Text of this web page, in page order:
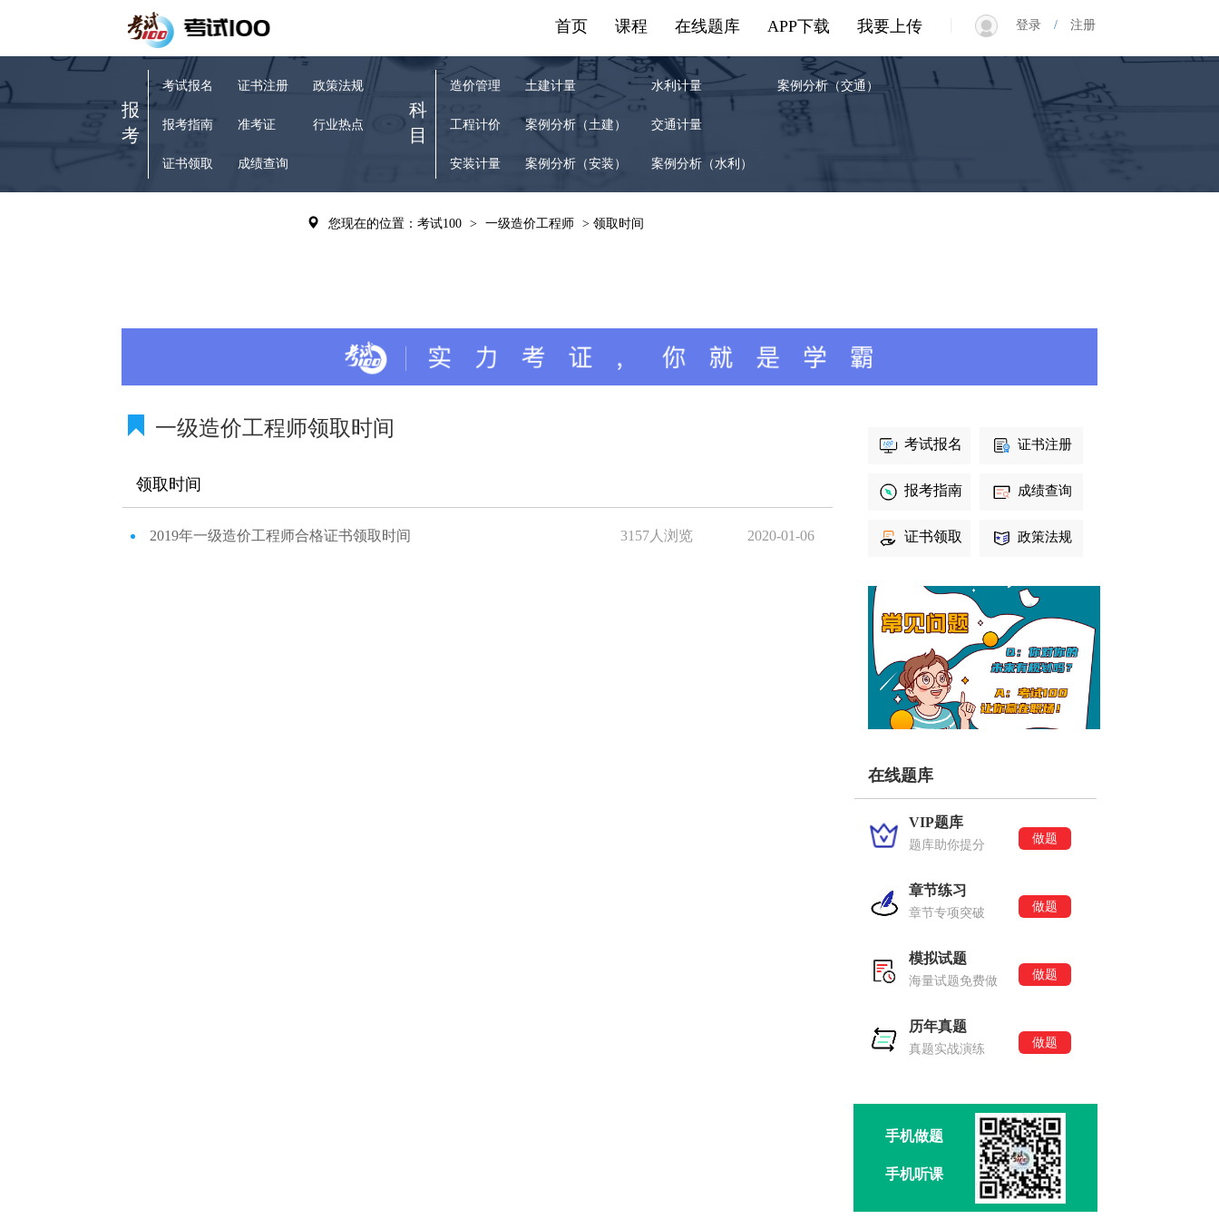
登录/ 注册
我要上传
APP下载
在线题库
课程
首页
报
考
考试报名
报考指南
证书领取
证书注册
准考证
成绩查询
政策法规
行业热点
科
目
造价管理
工程计价
安装计量
土建计量
案例分析（土建）
案例分析（安装）
水利计量
交通计量
案例分析（水利）
案例分析（交通）
您现在的位置：考试100 > 一级造价工程师 > 领取时间
一级造价工程师领取时间
领取时间
2019年一级造价工程师合格证书领取时间 3157人浏览 2020-01-06
考试报名
报考指南
证书领取
证书注册
成绩查询
政策法规
在线题库
VIP题库
题库助你提分 做题
章节练习
章节专项突破 做题
模拟试题
海量试题免费做 做题
历年真题
真题实战演练 做题
手机做题
手机听课